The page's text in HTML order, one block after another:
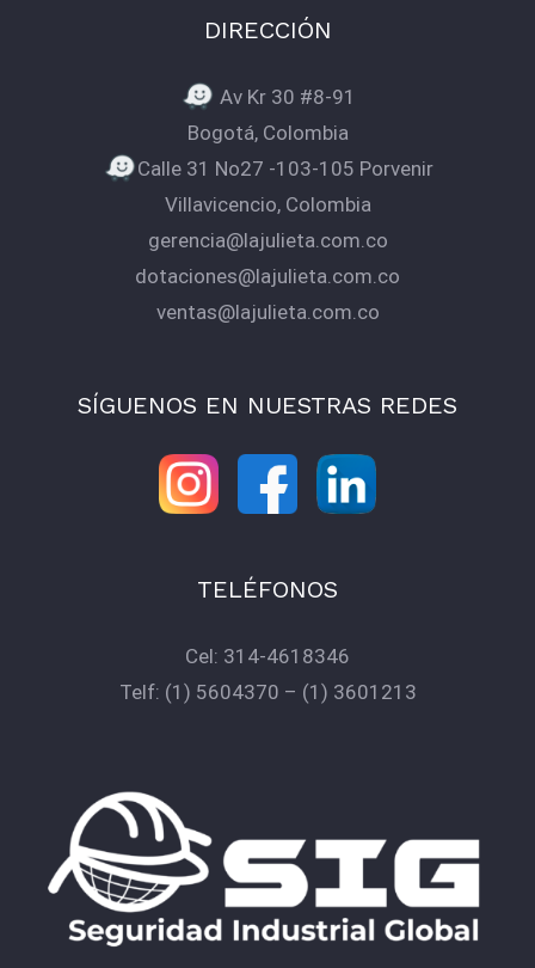
DIRECCIÓN
Av Kr 30 #8-91
Bogotá, Colombia
Calle 31 No27 -103-105 Porvenir
Villavicencio, Colombia
gerencia@lajulieta.com.co
dotaciones@lajulieta.com.co
ventas@lajulieta.com.co
SÍGUENOS EN NUESTRAS REDES
TELÉFONOS
Cel: 314-4618346
Telf: (1) 5604370 – (1) 3601213